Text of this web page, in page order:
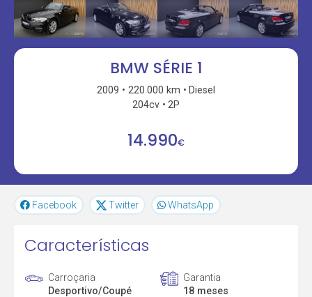
BMW SÉRIE 1
2009 220.000 km
Diesel
204cv
2P
14.990€
Facebook Twitter WhatsApp
Características
Carroçaria
Desportivo/Coupé
Garantia
18 meses